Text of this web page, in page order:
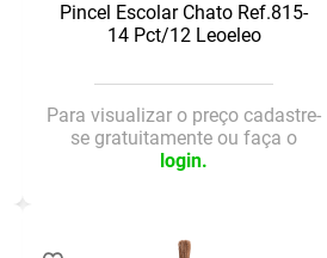
Pincel Escolar Chato Ref.815-
14 Pct/12 Leoeleo
Para visualizar o preço cadastre-
se gratuitamente ou faça o
login.